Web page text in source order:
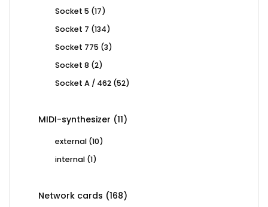
Socket 5 1717
Socket 7 134134
Socket 775 33
Socket 8 22
Socket A / 462 5252
MIDI-synthesizer 1111
external 1010
internal 11
Network cards 168168